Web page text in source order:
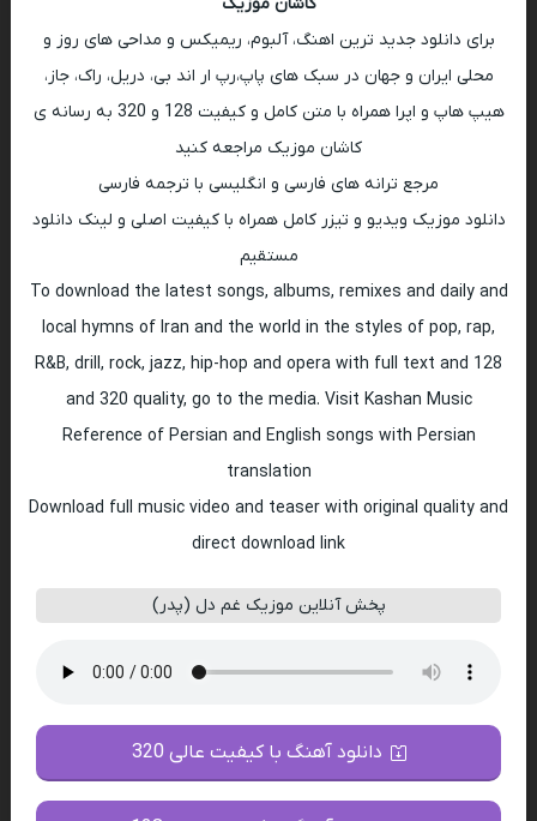
برای دانلود جدید ترین اهنگ، آلبوم، ریمیکس و مداحی های روز و
محلی ایران و جهان در سبک های پاپ،رپ ار اند بی، دریل، راک، جاز،
هیپ هاپ و اپرا همراه با متن کامل و کیفیت 128 و 320 به رسانه ی
کاشان موزیک مراجعه کنید
مرجع ترانه های فارسی و انگلیسی با ترجمه فارسی
دانلود موزیک ویدیو و تیزر کامل همراه با کیفیت اصلی و لینک دانلود
مستقیم
To download the latest songs, albums, remixes and daily and
local hymns of Iran and the world in the styles of pop, rap,
R&B, drill, rock, jazz, hip-hop and opera with full text and 128
and 320 quality, go to the media. Visit Kashan Music
Reference of Persian and English songs with Persian
translation
Download full music video and teaser with original quality and
direct download link
پخش آنلاین موزیک غم دل (پدر)
دانلود آهنگ با کیفیت عالی 320